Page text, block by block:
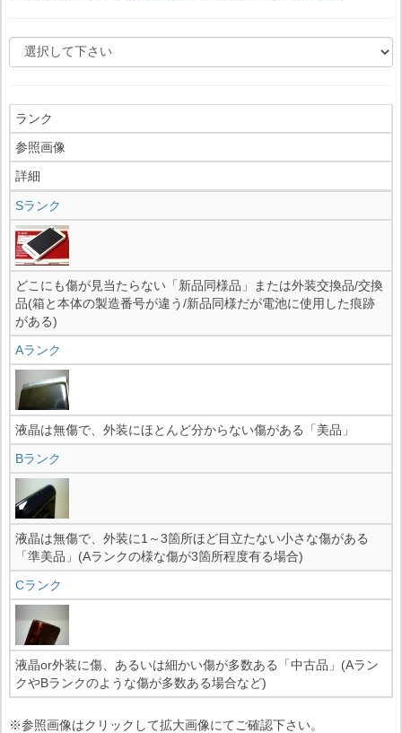
ランク
参照画像
詳細
Sランク
どこにも傷が見当たらない「新品同様品」または外装交換品/交換
品(箱と本体の製造番号が違う/新品同様だが電池に使用した痕跡
がある)
Aランク
液晶は無傷で、外装にほとんど分からない傷がある「美品」
Bランク
液晶は無傷で、外装に1～3箇所ほど目立たない小さな傷がある
「準美品」(Aランクの様な傷が3箇所程度有る場合)
Cランク
液晶or外装に傷、あるいは細かい傷が多数ある「中古品」(Aラン
クやBランクのような傷が多数ある場合など)
※参照画像はクリックして拡大画像にてご確認下さい。